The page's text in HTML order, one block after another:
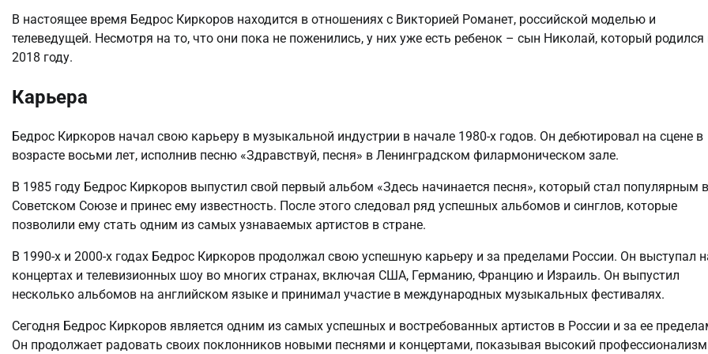
В настоящее время Бедрос Киркоров находится в отношениях с Викторией Романет, российской моделью и
телеведущей. Несмотря на то, что они пока не поженились, у них уже есть ребенок – сын Николай, который родился
2018 году.
Карьера
Бедрос Киркоров начал свою карьеру в музыкальной индустрии в начале 1980-х годов. Он дебютировал на сцене в
возрасте восьми лет, исполнив песню «Здравствуй, песня» в Ленинградском филармоническом зале.
В 1985 году Бедрос Киркоров выпустил свой первый альбом «Здесь начинается песня», который стал популярным в
Советском Союзе и принес ему известность. После этого следовал ряд успешных альбомов и синглов, которые
позволили ему стать одним из самых узнаваемых артистов в стране.
В 1990-х и 2000-х годах Бедрос Киркоров продолжал свою успешную карьеру и за пределами России. Он выступал
концертах и телевизионных шоу во многих странах, включая США, Германию, Францию и Израиль. Он выпустил
несколько альбомов на английском языке и принимал участие в международных музыкальных фестивалях.
Сегодня Бедрос Киркоров является одним из самых успешных и востребованных артистов в России и за ее
Он продолжает радовать своих поклонников новыми песнями и концертами, показывая высокий